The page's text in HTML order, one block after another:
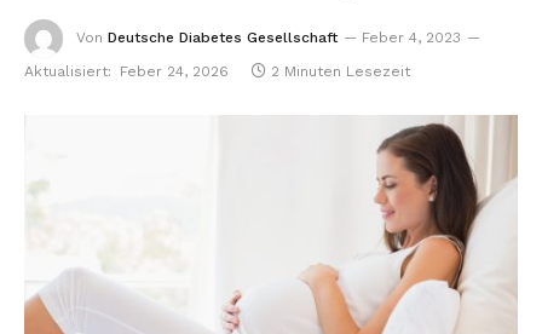
Von Deutsche Diabetes Gesellschaft
Feber 4, 2023
Aktualisiert:
Feber 24, 2026 2 Minuten Lesezeit